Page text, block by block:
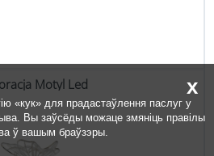
Motyl Led x
«кук» для прадастаўлення паслуг у
Вы заўсёды можаце змяніць правілы
ў вашым браўзэры.